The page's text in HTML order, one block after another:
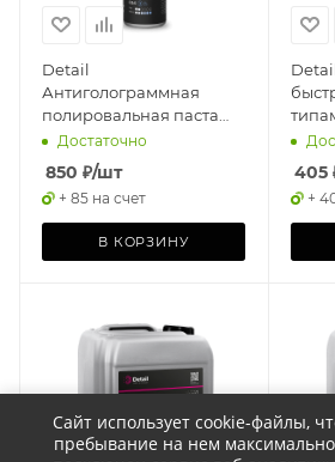
Detail
Антиголограммная
полировальная паста
DP "Diamond Polish" 250
Достаточно
850 ₽/шт
+ 85 на счет
В КОРЗИНУ
QD
405
+
Сайт использует cookie-файлы,
пребывание на нем